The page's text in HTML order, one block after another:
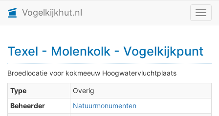
Vogelkijkhut.nl
Texel - Molenkolk - Vogelkijkpunt
Broedlocatie voor kokmeeuw Hoogwatervluchtplaats
Type
Overig
Beheerder
Natuurmonumenten